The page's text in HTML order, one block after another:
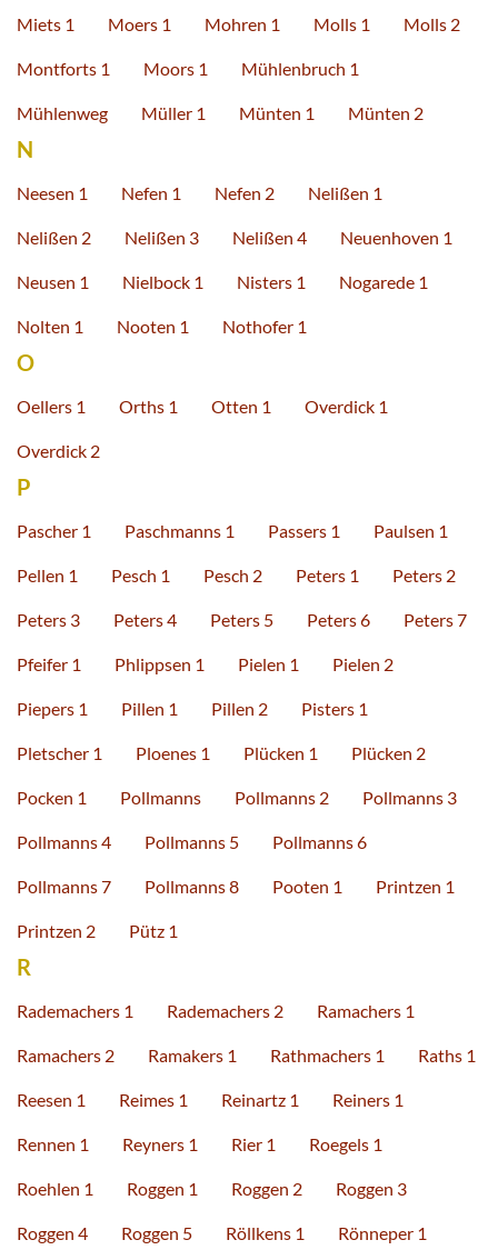
Miets 1 Moers 1 Mohren 1 Molls 1 Molls 2
Montforts 1 Moors 1 Mühlenbruch 1
Mühlenweg Müller 1 Münten 1 Münten 2
N
Neesen 1 Nefen 1 Nefen 2 Nelißen 1
Nelißen 2 Nelißen 3 Nelißen 4 Neuenhoven 1
Neusen 1 Nielbock 1 Nisters 1 Nogarede 1
Nolten 1 Nooten 1 Nothofer 1
O
Oellers 1 Orths 1 Otten 1 Overdick 1
Overdick 2
P
Pascher 1 Paschmanns 1 Passers 1 Paulsen 1
Pellen 1 Pesch 1 Pesch 2 Peters 1 Peters 2
Peters 3 Peters 4 Peters 5 Peters 6 Peters 7
Pfeifer 1 Phlippsen 1 Pielen 1 Pielen 2
Piepers 1 Pillen 1 Pillen 2 Pisters 1
Pletscher 1 Ploenes 1 Plücken 1 Plücken 2
Pocken 1 Pollmanns Pollmanns 2 Pollmanns 3
Pollmanns 4 Pollmanns 5 Pollmanns 6
Pollmanns 7 Pollmanns 8 Pooten 1 Printzen 1
Printzen 2 Pütz 1
R
Rademachers 1 Rademachers 2 Ramachers 1
Ramachers 2 Ramakers 1 Rathmachers 1 Raths 1
Reesen 1 Reimes 1 Reinartz 1 Reiners 1
Rennen 1 Reyners 1 Rier 1 Roegels 1
Roehlen 1 Roggen 1 Roggen 2 Roggen 3
Roggen 4 Roggen 5 Röllkens 1 Rönneper 1